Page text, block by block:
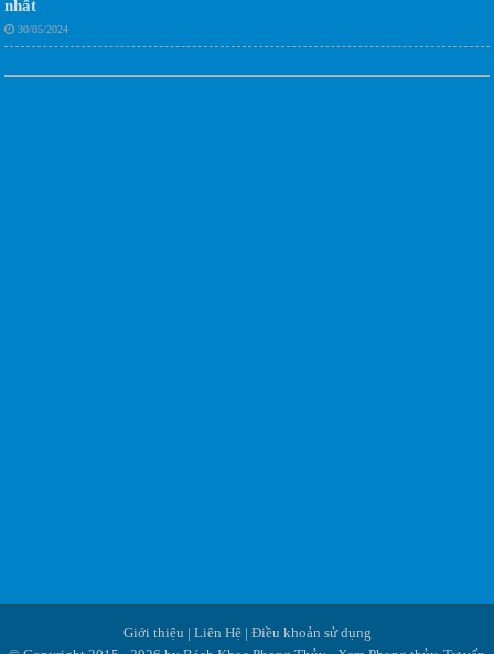
nhất
30/05/2024
Giới thiệu | Liên Hệ| Điều khoản sử dụng